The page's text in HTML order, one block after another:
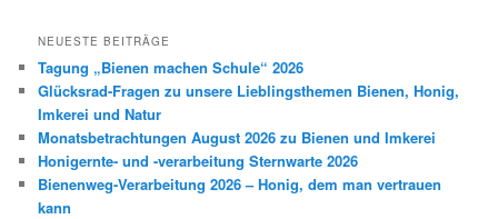
h
n
NEUESTE BEITRÄGE
Tagung „Bienen machen Schule“ 2026
Glücksrad-Fragen zu unsere Lieblingsthemen Bienen, Honig,
Imkerei und Natur
Monatsbetrachtungen August 2026 zu Bienen und Imkerei
Honigernte- und -verarbeitung Sternwarte 2026
Bienenweg-Verarbeitung 2026 – Honig, dem man vertrauen
kann